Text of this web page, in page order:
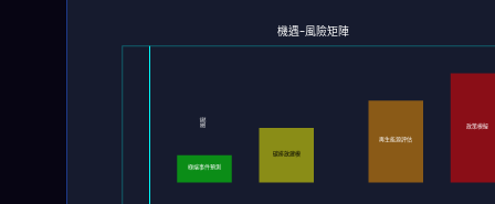
機遇-風險矩陣
風險
極端事件預測
碳排放建模
再生能源評估
政策模擬